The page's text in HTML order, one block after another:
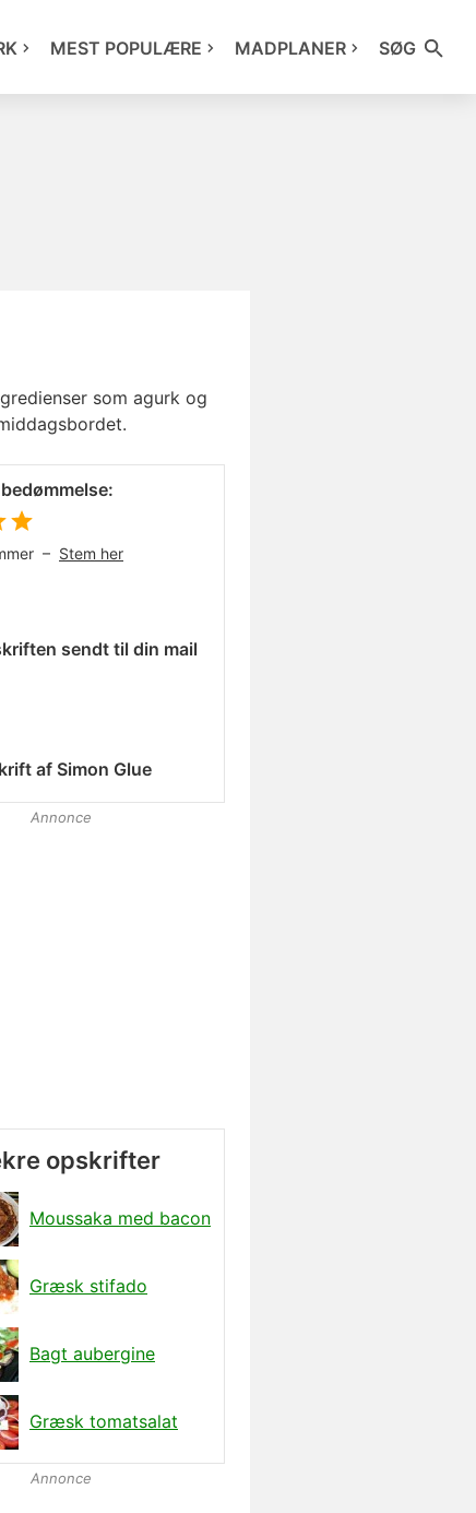
MEST POPULÆRE MADPLANER SØG
som agurk og
– Stem her
sendt til din mail
af Simon Glue
Annonce
opskrifter
Moussaka med bacon
Græsk stifado
Bagt aubergine
Græsk tomatsalat
Annonce